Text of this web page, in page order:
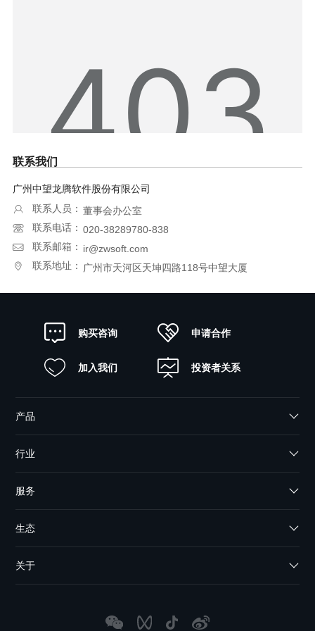
联系我们
广州中望龙腾软件股份有限公司
联系人员： 董事会办公室
联系电话： 020-38289780-838
联系邮箱： ir@zwsoft.com
联系地址：
广州市天河区天坤四路118号中望大厦
购买咨询 申请合作
加入我们 投资者关系
产品
行业
服务
生态
关于